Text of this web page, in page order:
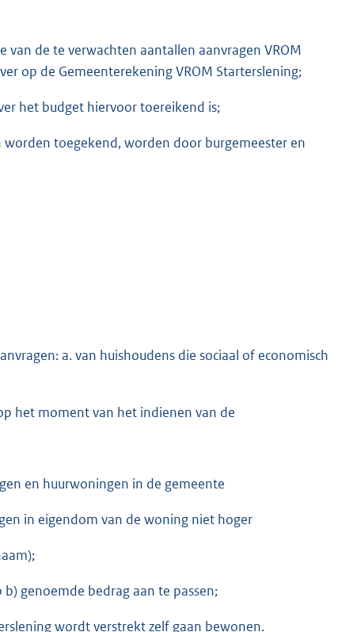
de te verwachten aantallen aanvragen VROM
op de Gemeenterekening VROM Starterslening;
het budget hiervoor toereikend is;
toegekend, worden door burgemeester en
a. van huishoudens die sociaal of economisch
het moment van het indienen van de
en huurwoningen in de gemeente
in eigendom van de woning niet hoger
genoemde bedrag aan te passen;
wordt verstrekt zelf gaan bewonen.